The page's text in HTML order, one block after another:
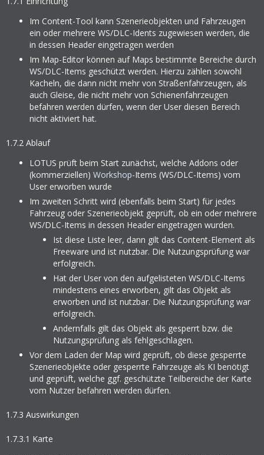
Im Content-Tool kann Szenerieobjekten und Fahrzeugen
ein oder mehrere WS/DLC-Idents zugewiesen werden, die
in dessen Header eingetragen werden
Im Map-Editor können auf Maps bestimmte Bereiche durch
WS/DLC-Items geschützt werden. Hierzu zählen sowohl
Kacheln, die dann nicht mehr von Straßenfahrzeugen, als
auch Gleise, die nicht mehr von Schienenfahrzeugen
befahren werden dürfen, wenn der User diesen Bereich
nicht aktiviert hat.
1.7.2 Ablauf
LOTUS prüft beim Start zunächst, welche Addons oder
(kommerziellen) Workshop-Items (WS/DLC-Items) vom
User erworben wurde
Im zweiten Schritt wird (ebenfalls beim Start) für jedes
Fahrzeug oder Szenerieobjekt geprüft, ob ein oder mehrere
WS/DLC-Items in dessen Header eingetragen wurden.
Ist diese Liste leer, dann gilt das Content-Element als
Freeware und ist nutzbar. Die Nutzungsprüfung war
erfolgreich.
Hat der User von den aufgelisteten WS/DLC-Items
mindestens eines erworben, gilt das Objekt als
erworben und ist nutzbar. Die Nutzungsprüfung war
erfolgreich.
Andernfalls gilt das Objekt als gesperrt bzw. die
Nutzungsprüfung als fehlgeschlagen.
Vor dem Laden der Map wird geprüft, ob diese gesperrte
Szenerieobjekte oder gesperrte Fahrzeuge als KI benötigt
und geprüft, welche ggf. geschützte Teilbereiche der Karte
vom Nutzer befahren werden dürfen.
1.7.3 Auswirkungen
1.7.3.1 Karte